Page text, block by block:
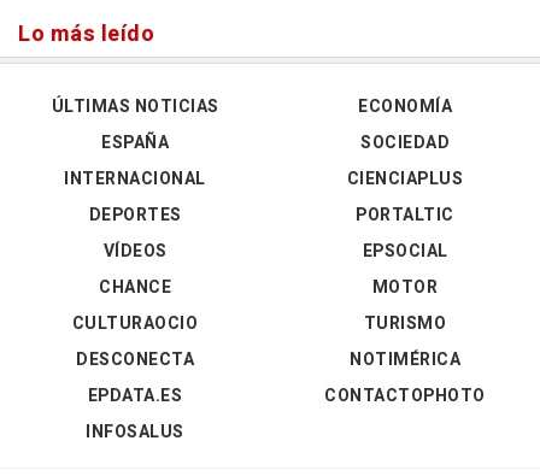
Lo más leído
ÚLTIMAS NOTICIAS
ESPAÑA
INTERNACIONAL
DEPORTES
VÍDEOS
ECONOMÍA
SOCIEDAD
CIENCIAPLUS
PORTALTIC
EPSOCIAL
CHANCE
CULTURAOCIO
DESCONECTA
EPDATA.ES
INFOSALUS
MOTOR
TURISMO
NOTIMÉRICA
CONTACTOPHOTO